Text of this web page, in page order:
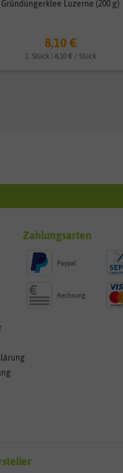
Gründüngerklee Luzerne (200 g)
8,10 €
1 Stück | 8,10 € / Stück
Zahlungsarten
Paypal
Rechnung